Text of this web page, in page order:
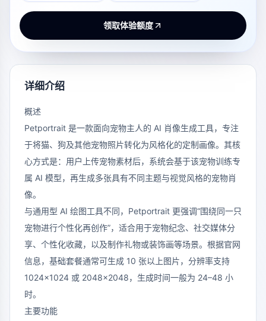
领取体验额度
详细介绍
概述
Petportrait 是一款面向宠物主人的 AI 肖像生成工具，专注
于将猫、狗及其他宠物照片转化为风格化的定制画像。其核
心方式是：用户上传宠物素材后，系统会基于该宠物训练专
属 AI 模型，再生成多张具有不同主题与视觉风格的宠物肖
像。
与通用型 AI 绘图工具不同，Petportrait 更强调“围绕同一只
宠物进行个性化再创作”，适合用于宠物纪念、社交媒体分
享、个性化收藏，以及制作礼物或装饰画等场景。根据官网
信息，基础套餐通常可生成 10 张以上图片，分辨率支持
1024×1024 或 2048×2048，生成时间一般为 24–48 小
时。
主要功能